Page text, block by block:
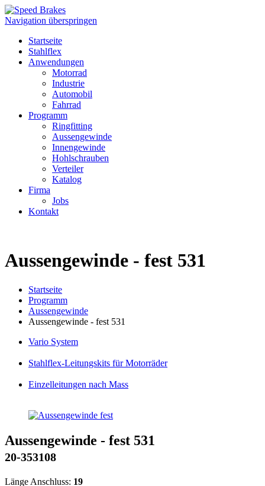
Navigation überspringen
Startseite
Stahlflex
Anwendungen
Motorrad
Industrie
Automobil
Fahrrad
Programm
Ringfitting
Aussengewinde
Innengewinde
Hohlschrauben
Verteiler
Katalog
Firma
Jobs
Kontakt
Aussengewinde - fest 531
Startseite
Programm
Aussengewinde
Aussengewinde - fest 531
Vario System
Stahlflex-Leitungskits für Motorräder
Einzelleitungen nach Mass
Aussengewinde - fest 531
20-353108
Länge Anschluss: 19